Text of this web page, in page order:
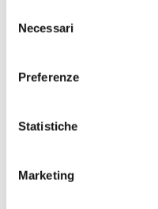
delNecessari
Preferenze
Statistiche
Marketing